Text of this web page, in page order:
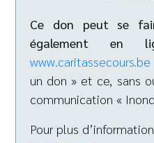
Ce don peut se
également en
www.caritassecours.be
un don » et ce, sans
communication «
Pour plus